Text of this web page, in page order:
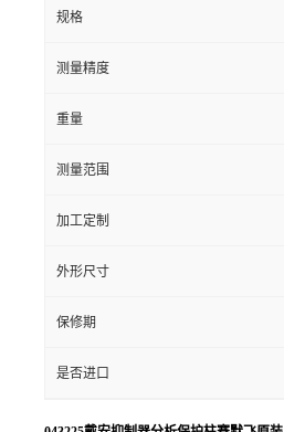
规格
测量精度
重量
测量范围
加工定制
外形尺寸
保修期
是否进口